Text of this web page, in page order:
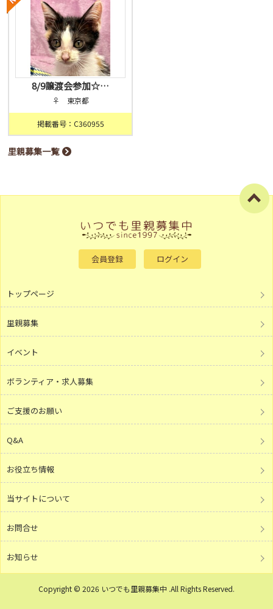
8/9譲渡会参加☆…
♀ 東京都
掲載番号：C360955
里親募集一覧
会員登録 ログイン
トップページ
里親募集
イベント
ボランティア・求人募集
ご支援のお願い
Q&A
お役立ち情報
当サイトについて
お問合せ
お知らせ
Copyright © 2026 いつでも里親募集中 .All Rights Reserved.